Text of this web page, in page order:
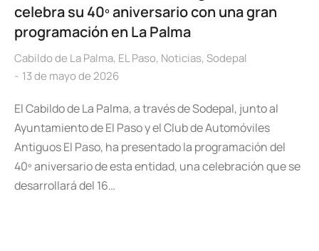
celebra su 40º aniversario con una gran
programación en La Palma
Cabildo de La Palma, EL Paso, Noticias, Sodepal
13 de mayo de 2026
El Cabildo de La Palma, a través de Sodepal, junto al
Ayuntamiento de El Paso y el Club de Automóviles
Antiguos El Paso, ha presentado la programación del
40º aniversario de esta entidad, una celebración que se
desarrollará del 16…